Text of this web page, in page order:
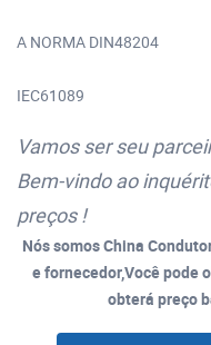
A NORMA DIN48204
IEC61089
Vamos ser seu
Bem-vindo ao
preços !
Nós somos China
e fornecedor,Você pode
obterá preço